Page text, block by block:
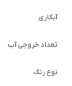
آبکاری
تعداد خروجی آب
نوع رنگ